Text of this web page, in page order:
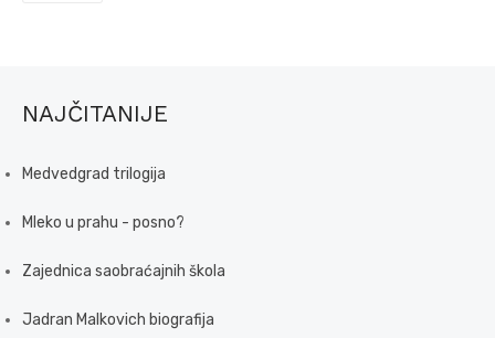
NAJČITANIJE
Medvedgrad trilogija
Mleko u prahu - posno?
Zajednica saobraćajnih škola
Jadran Malkovich biografija